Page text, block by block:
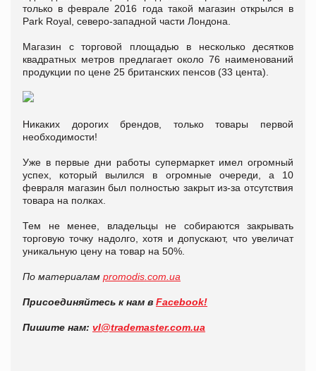
только в феврале 2016 года такой магазин открылся в
Park Royal, северо-западной части Лондона.
Магазин с торговой площадью в несколько десятков
квадратных метров предлагает около 76 наименований
продукции по цене 25 британских пенсов (33 цента).
Никаких дорогих брендов, только товары первой
необходимости!
Уже в первые дни работы супермаркет имел огромный
успех, который вылился в огромные очереди, а 10
февраля магазин был полностью закрыт из-за отсутствия
товара на полках.
Тем не менее, владельцы не собираются закрывать
торговую точку надолго, хотя и допускают, что увеличат
уникальную цену на товар на 50%.
По материалам promodis.com.ua
Присоединяйтесь к нам в Facebook!
Пишите нам: vl@trademaster.com.ua